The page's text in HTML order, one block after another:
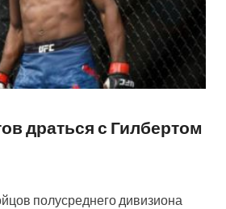
драться с Гилбертом
полусреднего дивизиона